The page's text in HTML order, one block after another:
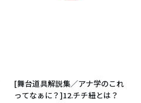
[舞台道具解説集／アナ学のこれ
ってなぁに？]12.チチ紐とは？